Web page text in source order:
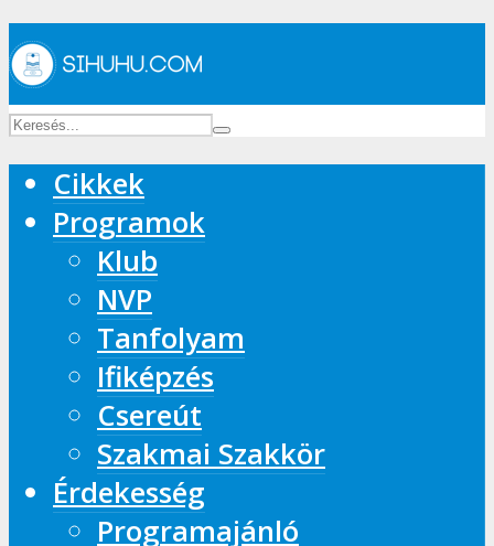
Cikkek
Programok
Klub
NVP
Tanfolyam
Ifiképzés
Csereút
Szakmai Szakkör
Érdekesség
Programajánló